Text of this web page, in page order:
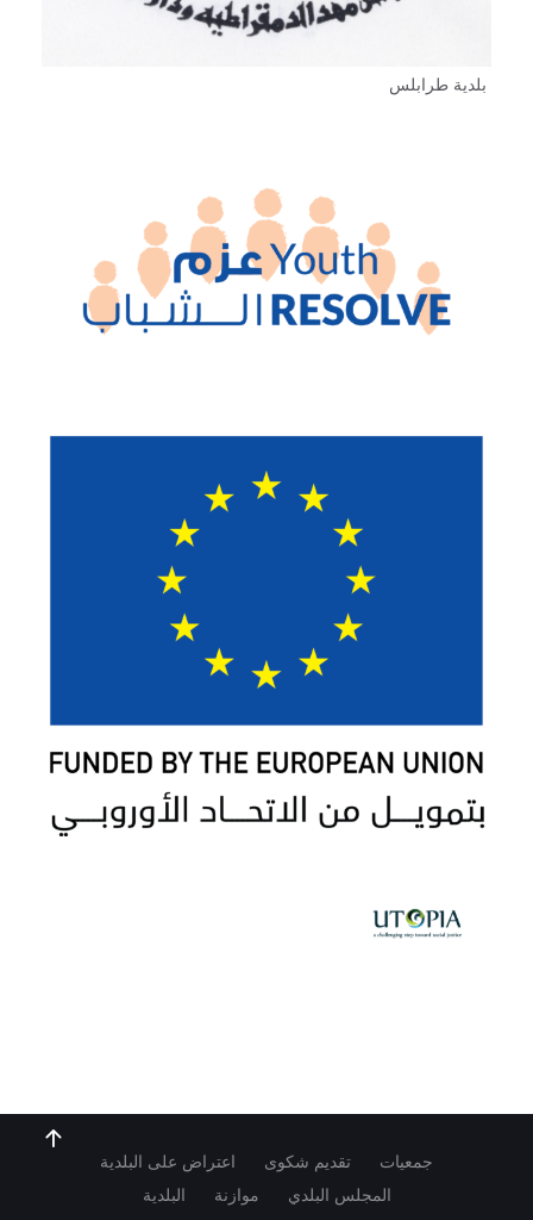
بلدية طرابلس
جمعيات تقديم شكوى
اعتراض على البلدية
المجلس البلدي
موازنة البلدية